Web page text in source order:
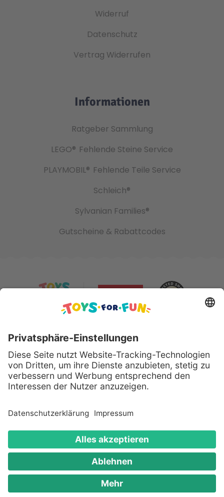
Widerruf
Datenschutz
Vertrag Widerrufen
Informationen
Ratgeber Sammlung
LEGO® Fehlende Steine Service
PLAYMOBIL® Fehlende Teile Service
Schleich®
Sylvanian Families®
Gutscheine & Rabattcodes
Sicher bezahlen mit:
Alle genannten Produkte und Logos sind eingetragene
Warenzeichen der jeweiligen Hersteller.
Copyright © 2008 - 2026 Toys for Fun GmbH - Alle
Rechte vorbehalten